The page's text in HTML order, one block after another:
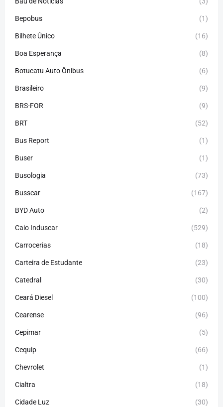
Bepobus (1)
Bilhete Único (16)
Boa Esperança (8)
Botucatu Auto Ônibus (6)
Brasileiro (9)
BRS-FOR (9)
BRT (52)
Bus Report (1)
Buser (1)
Busologia (73)
Busscar (167)
BYD Auto (2)
Caio Induscar (529)
Carrocerias (18)
Carteira de Estudante (23)
Catedral (30)
Ceará Diesel (100)
Cearense (96)
Cepimar (5)
Cequip (66)
Chevrolet (1)
Cialtra (18)
Cidade Luz (30)